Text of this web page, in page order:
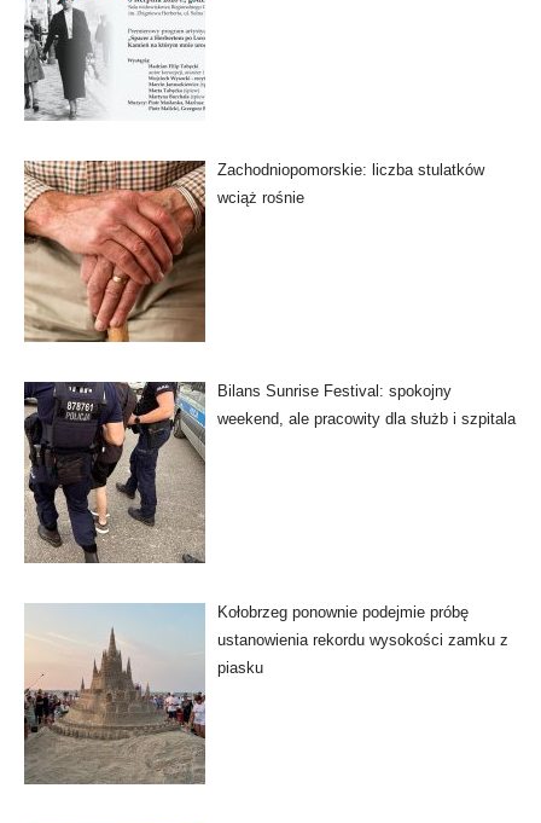
Zachodniopomorskie: liczba stulatków
wciąż rośnie
Bilans Sunrise Festival: spokojny
weekend, ale pracowity dla służb i szpitala
Kołobrzeg ponownie podejmie próbę
ustanowienia rekordu wysokości zamku z
piasku